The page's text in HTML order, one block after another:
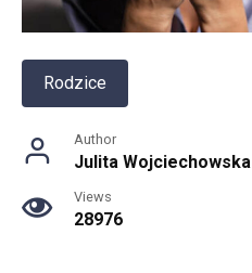
Rodzice
Author
Julita Wojciechowska
Views
28976